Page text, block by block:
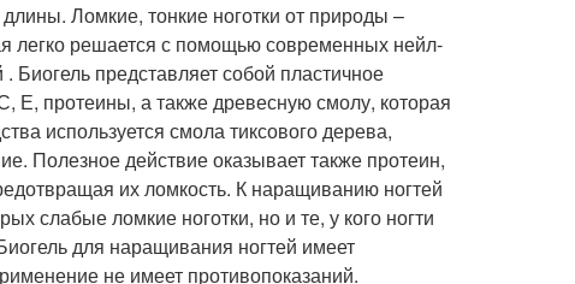
Ломкие, тонкие ноготки от природы –
легко решается с помощью современных нейл-
Биогель представляет собой пластичное
протеины, а также древесную смолу, которая
используется смола тиксового дерева,
Полезное действие оказывает также протеин,
их ломкость. К наращиванию ногтей
слабые ломкие ноготки, но и те, у кого ногти
для наращивания ногтей имеет
не имеет противопоказаний.